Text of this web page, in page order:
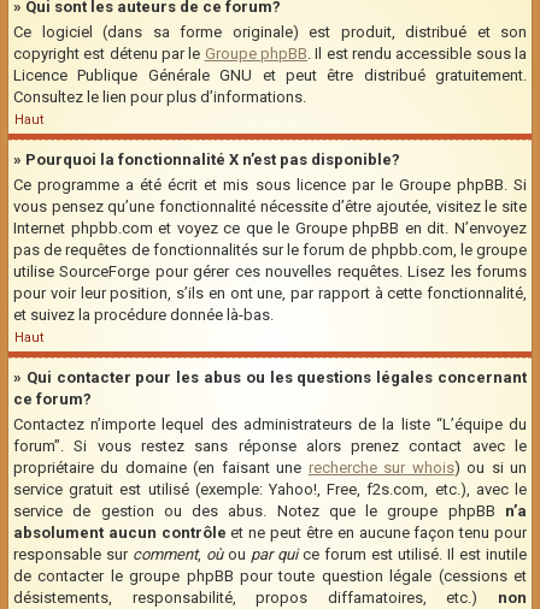
» Qui sont les auteurs de ce forum?
Ce logiciel (dans sa forme originale) est produit, distribué et son
copyright est détenu par le Groupe phpBB. Il est rendu accessible sous la
Licence Publique Générale GNU et peut être distribué gratuitement.
Consultez le lien pour plus d’informations.
Haut
» Pourquoi la fonctionnalité X n’est pas disponible?
Ce programme a été écrit et mis sous licence par le Groupe phpBB. Si
vous pensez qu’une fonctionnalité nécessite d’être ajoutée, visitez le site
Internet phpbb.com et voyez ce que le Groupe phpBB en dit. N’envoyez
pas de requêtes de fonctionnalités sur le forum de phpbb.com, le groupe
utilise SourceForge pour gérer ces nouvelles requêtes. Lisez les forums
pour voir leur position, s’ils en ont une, par rapport à cette fonctionnalité,
et suivez la procédure donnée là-bas.
Haut
» Qui contacter pour les abus ou les questions légales concernant
ce forum?
Contactez n’importe lequel des administrateurs de la liste “L’équipe du
forum”. Si vous restez sans réponse alors prenez contact avec le
propriétaire du domaine (en faisant une recherche sur whois) ou si un
service gratuit est utilisé (exemple: Yahoo!, Free, f2s.com, etc.), avec le
service de gestion ou des abus. Notez que le groupe phpBB n’a
absolument aucun contrôle et ne peut être en aucune façon tenu pour
responsable sur comment, oùou par quice forum est utilisé. Il est inutile
de contacter le groupe phpBB pour toute question légale (cessions et
désistements, responsabilité, propos diffamatoires, etc.) non